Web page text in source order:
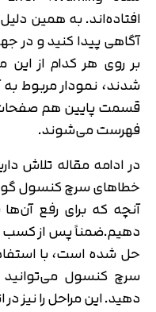
افتاده‌اند. به همین
آگاهی پیدا کنید و در
بر روی هر کدام از
شدند، نمودار مربوط
قسمت پایین هم
فهرست می‌شوند.
در ادامه مقاله تلاش
خطاهای سرچ کنسول
آنچه که برای رفع
دهیم.ضمناً پس از کسب
حل شده است، با
سرچ کنسول
دهید. این مراحل را نیز